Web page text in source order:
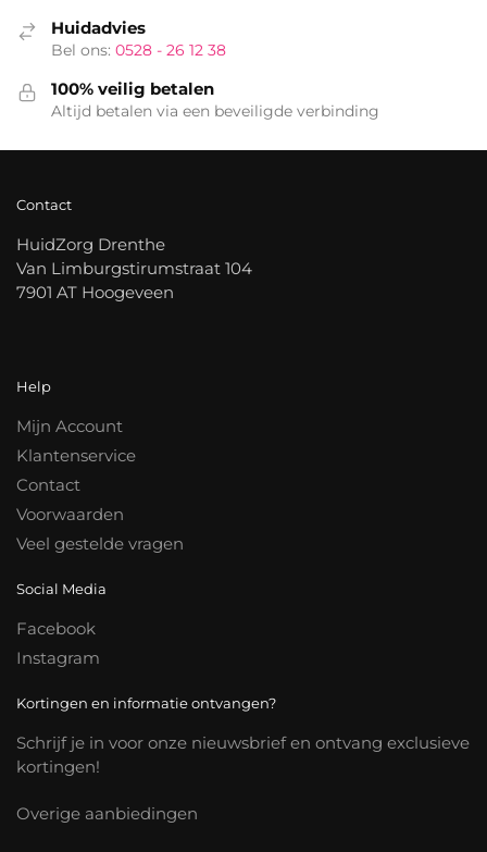
Huidadvies
Bel ons: 0528 - 26 12 38
100% veilig betalen
Altijd betalen via een beveiligde verbinding
Contact
HuidZorg Drenthe
Van Limburgstirumstraat 104
7901 AT Hoogeveen
Help
Mijn Account
Klantenservice
Contact
Voorwaarden
Veel gestelde vragen
Social Media
Facebook
Instagram
Kortingen en informatie ontvangen?
Schrijf je in voor onze nieuwsbrief en ontvang exclusieve
kortingen!
Overige aanbiedingen